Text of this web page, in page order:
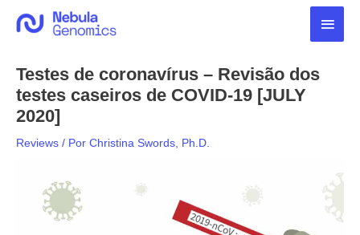
para
Testes de coronavírus – Revisão dos
testes caseiros de COVID-19 [JULY
2020]
Reviews / Por Christina Swords, Ph.D.